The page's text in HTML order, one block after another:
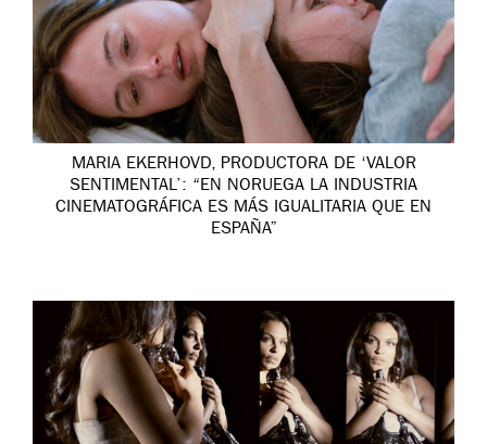
MARIA EKERHOVD, PRODUCTORA DE ‘VALOR
SENTIMENTAL’: “EN NORUEGA LA INDUSTRIA
CINEMATOGRÁFICA ES MÁS IGUALITARIA QUE EN
ESPAÑA”